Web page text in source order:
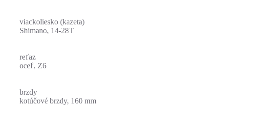
viackoliesko (kazeta)
Shimano, 14-28T
reťaz
oceľ, Z6
brzdy
kotúčové brzdy, 160 mm